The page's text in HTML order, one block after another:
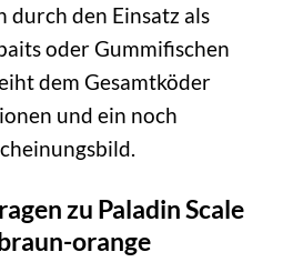
durch den Einsatz als
oder Gummifischen
dem Gesamtköder
und ein noch
zu Paladin Scale
orange